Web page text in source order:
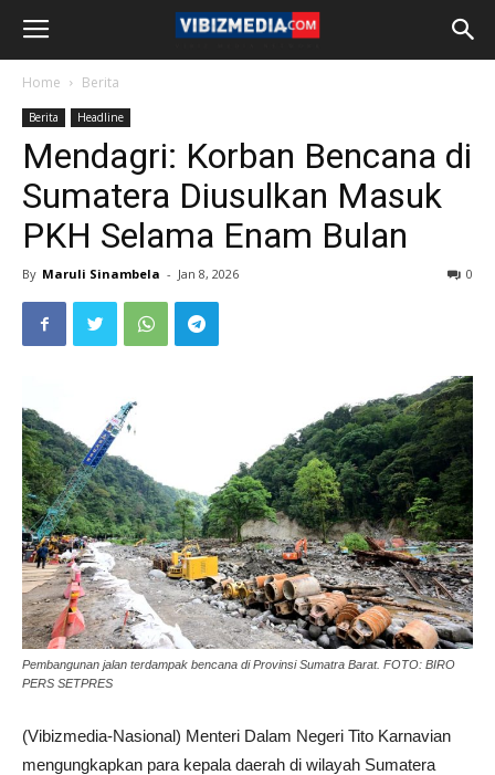
Home Berita
Berita Headline
Mendagri: Korban Bencana di
Sumatera Diusulkan Masuk
PKH Selama Enam Bulan
By Maruli Sinambela - Jan 8, 2026 0
Pembangunan jalan terdampak bencana di Provinsi Sumatra Barat. FOTO: BIRO
PERS SETPRES
(Vibizmedia-Nasional) Menteri Dalam Negeri Tito Karnavian
mengungkapkan para kepala daerah di wilayah Sumatera